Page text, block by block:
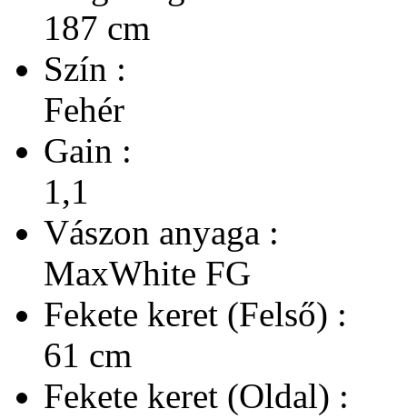
187 cm
Szín :
Fehér
Gain :
1,1
Vászon anyaga :
MaxWhite FG
Fekete keret (Felső) :
61 cm
Fekete keret (Oldal) :